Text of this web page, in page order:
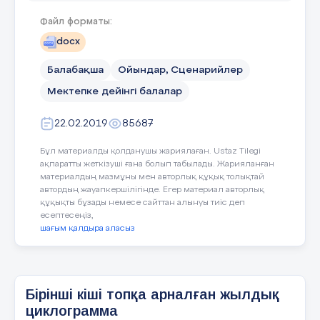
көтердім.
Оң қолымды көтердім, Киіз үйді
тұрғыздық,
Уықты мен көтердім Жұмысты біз
тындырдық..
Балалар Қазақстан туралы өлеңдер оқып,
жақсы мақал-мәтелдер айту,елімізді,
жерімізді мадақтау бүгін біздің
еншімізде. Ендеше өнерімізді ортаға
салайық.
Аспандаған байрақтың
Қанша жұлдыз жайнаттың.
Қанша бұлбұл сайраттың ,
Жалғастыра алмаған оқушы
ойыннан шығады.
«Қайтала» сіріңке шиімен
ұйымдастырылады
Ойын барысы :
Бұл ойынды оқушылар
жұптарымен ойнайды. Әр балаға
сіріңкенің 6 шиінен беріледі.
Екеуінің біреуі сол шилерден
Екіншісі бірнеше секунд
көлемінде қарап алады да, оны
қайтадан жасауға тырысады.
Файл форматы:
docx
Балабақша Ойындар, Сценарийлер
Мектепке дейінгі балалар
22.02.2019 85687
Бұл материалды қолданушы жариялаған. Ustaz Tilegi
ақпаратты жеткізуші ғана болып табылады. Жарияланған
материалдың мазмұны мен авторлық құқық толықтай
автордың жауапкершілігінде. Егер материал авторлық
құқықты бұзады немесе сайттан алынуы тиіс деп
есептесеңіз,
шағым қалдыра аласыз
Бірінші кіші топқа арналған жылдық
циклограмма